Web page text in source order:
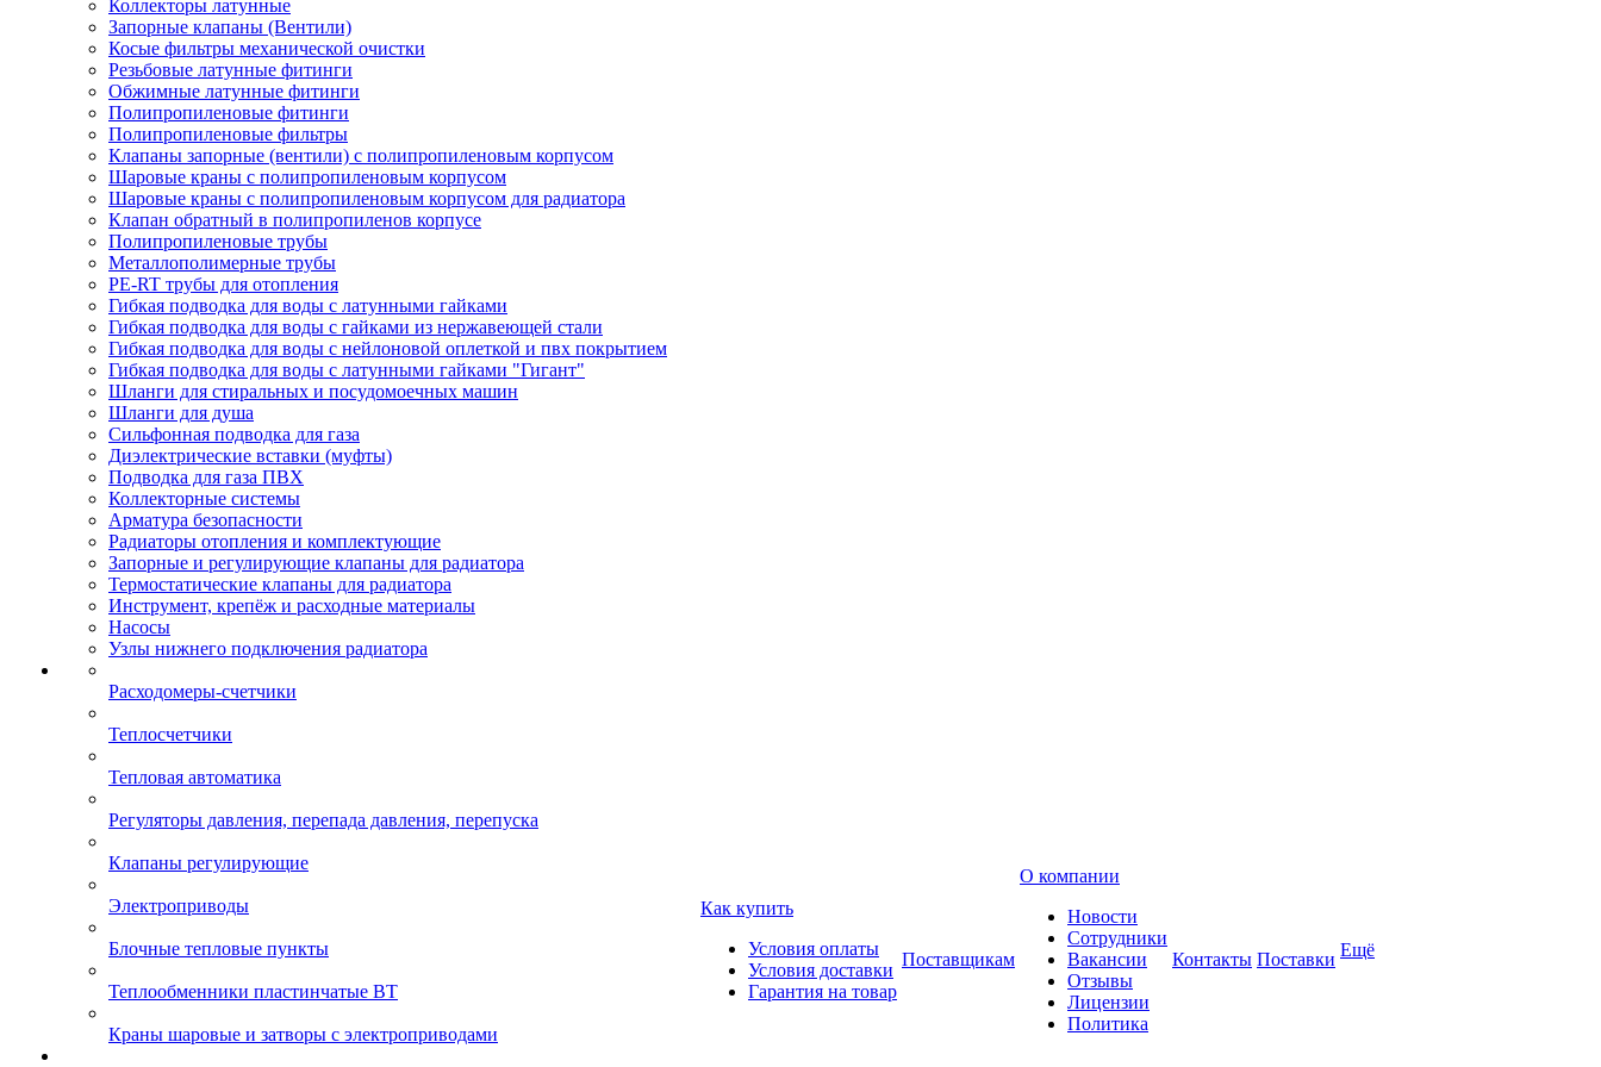
Коллекторы латунные
Запорные клапаны (Вентили)
Косые фильтры механической очистки
Резьбовые латунные фитинги
Обжимные латунные фитинги
Полипропиленовые фитинги
Полипропиленовые фильтры
Клапаны запорные (вентили) с полипропиленовым корпусом
Шаровые краны с полипропиленовым корпусом
Шаровые краны с полипропиленовым корпусом для радиатора
Клапан обратный в полипропиленов корпусе
Полипропиленовые трубы
Металлополимерные трубы
PE-RT трубы для отопления
Гибкая подводка для воды с латунными гайками
Гибкая подводка для воды с гайками из нержавеющей стали
Гибкая подводка для воды с нейлоновой оплеткой и пвх покрытием
Гибкая подводка для воды с латунными гайками "Гигант"
Шланги для стиральных и посудомоечных машин
Шланги для душа
Сильфонная подводка для газа
Диэлектрические вставки (муфты)
Подводка для газа ПВХ
Коллекторные системы
Арматура безопасности
Радиаторы отопления и комплектующие
Запорные и регулирующие клапаны для радиатора
Термостатические клапаны для радиатора
Инструмент, крепёж и расходные материалы
Насосы
Узлы нижнего подключения радиатора
Расходомеры-счетчики
Теплосчетчики
Тепловая автоматика
Регуляторы давления, перепада давления, перепуска
Клапаны регулирующие
Электроприводы
Блочные тепловые пункты
Теплообменники пластинчатые ВТ
Краны шаровые и затворы с электроприводами
Как купить
Условия оплаты
Условия доставки
Гарантия на товар
Поставщикам
О компании
Новости
Сотрудники
Вакансии
Отзывы
Лицензии
Политика
Контакты Поставки Ещё